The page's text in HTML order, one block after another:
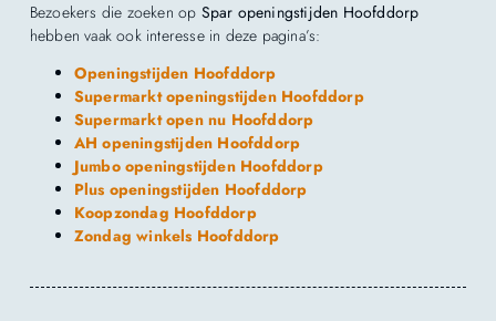
Bezoekers die zoeken op Spar openingstijden Hoofddorp
hebben vaak ook interesse in deze pagina’s:
Openingstijden Hoofddorp
Supermarkt openingstijden Hoofddorp
Supermarkt open nu Hoofddorp
AH openingstijden Hoofddorp
Jumbo openingstijden Hoofddorp
Plus openingstijden Hoofddorp
Koopzondag Hoofddorp
Zondag winkels Hoofddorp